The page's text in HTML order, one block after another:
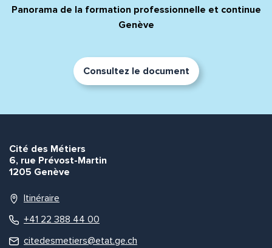
Panorama de la formation professionnelle et continue
Genève
Consultez le document
Cité des Métiers
6, rue Prévost-Martin
1205 Genève
Itinéraire
+41 22 388 44 00
citedesmetiers@etat.ge.ch